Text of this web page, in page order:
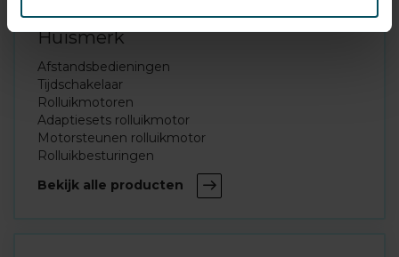
Huismerk
Afstandsbedieningen
Tijdschakelaar
Rolluikmotoren
Adaptiesets rolluikmotor
Motorsteunen rolluikmotor
Rolluikbesturingen
Bekijk alle producten